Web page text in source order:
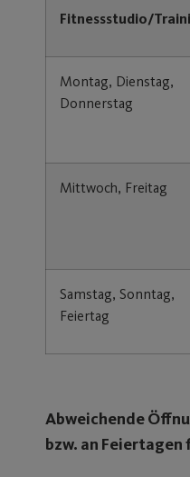
Fitnessstudio/
Montag, Dienstag,
Donnerstag
Mittwoch, Freitag
Samstag, Sonntag,
Feiertag
Abweichende
bzw. an Feiertagen